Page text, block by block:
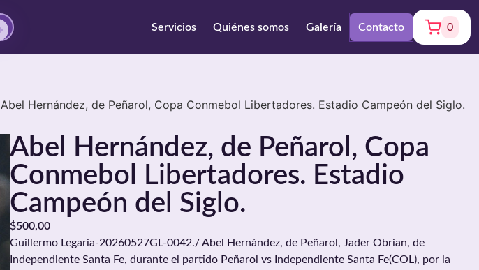
Servicios Quiénes somos Galería Contacto 0
Abel Hernández, de Peñarol, Copa Conmebol Libertadores. Estadio Campeón del Siglo.
Abel Hernández, de Peñarol, Copa
Conmebol Libertadores. Estadio
Campeón del Siglo.
$500,00
Guillermo Legaria-20260527GL-0042./ Abel Hernández, de Peñarol, Jader Obrian, de
Independiente Santa Fe, durante el partido Peñarol vs Independiente Santa Fe(COL), por la